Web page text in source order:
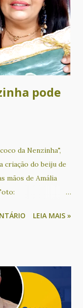
e Valdeck Almeida
com
Correia. Com
e coordenação
é um evento
pode
da Nenzinha",
criação do beiju de
mãos de Amália
e conhecer sua
processo de
baiano
oficio. Quem é a
LEIA MAIS »